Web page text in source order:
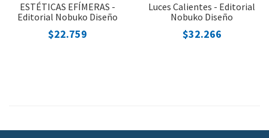
ESTÉTICAS EFÍMERAS -
Editorial Nobuko Diseño
$22.759
Luces Calientes - Editorial
Nobuko Diseño
$32.266